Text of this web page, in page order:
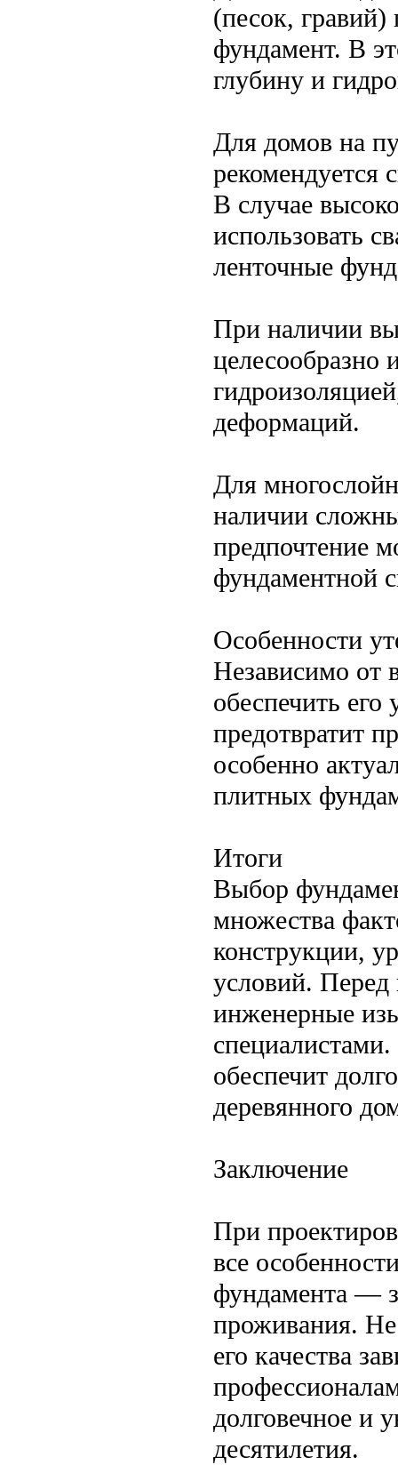
(песок,
фундамент. В
глубину и
Для домов на
рекомендуется
В случае
использовать
ленточные
При наличии
целесообразно
деформаций.
Для
наличии
предпочтение
фундаментной
Особенности
Независимо от
обеспечить
предотвратит
особенно
плитных
Итоги
Выбор
множества
конструкции,
условий. Перед
инженерные
обеспечит
деревянного
Заключение
При
все
фундамента —
проживания. Не
его качества
долговечное и
десятилетия.